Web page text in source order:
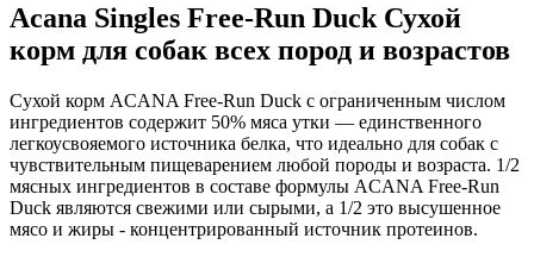
Acana Singles Free-Run Duck Сухой
корм для собак всех пород и возрастов
Сухой корм ACANA Free-Run Duck с ограниченным числом
ингредиентов содержит 50% мяса утки — единственного
легкоусвояемого источника белка, что идеально для собак с
чувствительным пищеварением любой породы и возраста. 1/2
мясных ингредиентов в составе формулы ACANA Free-Run
Duck являются свежими или сырыми, а 1/2 это высушенное
мясо и жиры - концентрированный источник протеинов.